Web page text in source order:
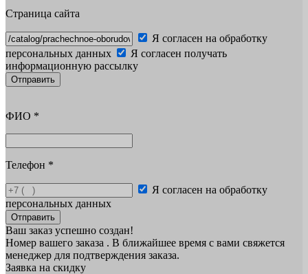
Страница сайта
Я согласен на обработку
персональных данных
Я согласен получать
информационную рассылку
Отправить
ФИО *
Телефон *
Я согласен на обработку
персональных данных
Отправить
Ваш заказ успешно создан!
Номер вашего заказа . В ближайшее время с вами свяжется
менеджер для подтверждения заказа.
Заявка на скидку